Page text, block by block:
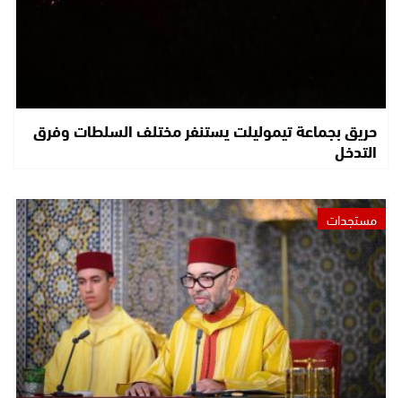
حريق بجماعة تيموليلت يستنفر مختلف السلطات وفرق
التدخل
مستجدات